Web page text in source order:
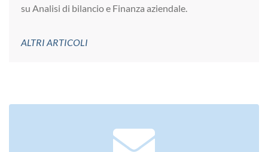
su Analisi di bilancio e Finanza aziendale.
ALTRI ARTICOLI